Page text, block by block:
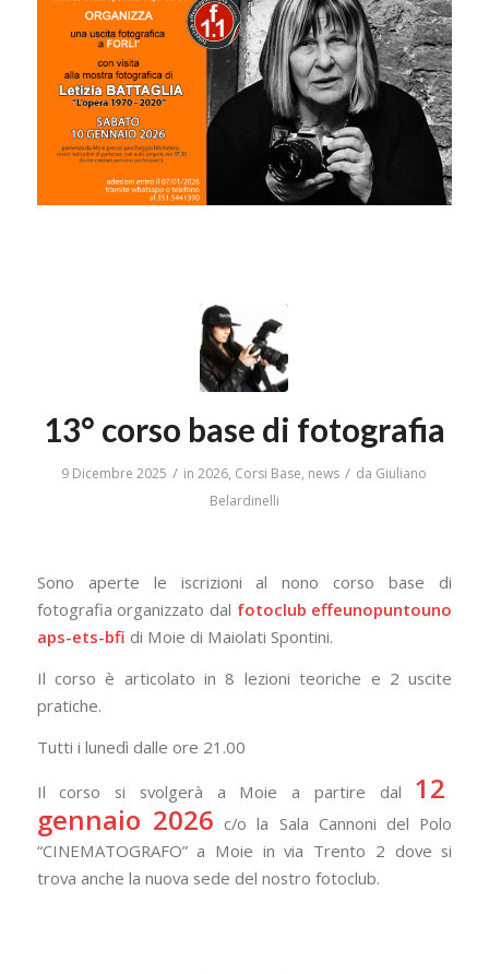
13° corso base di fotografia
9 Dicembre 2025 / in2026, Corsi Base, news / da Giuliano
Belardinelli
Sono aperte le iscrizioni al nono corso base di
fotografia organizzato dal fotoclub effeunopuntouno
aps-ets-bfi di Moie di Maiolati Spontini.
Il corso è articolato in 8 lezioni teoriche e 2 uscite
pratiche.
Tutti i lunedì dalle ore 21.00
Il corso si svolgerà a Moie a partire dal 12
gennaio 2026 c/o la Sala Cannoni del Polo
“CINEMATOGRAFO” a Moie in via Trento 2 dove si
trova anche la nuova sede del nostro fotoclub.